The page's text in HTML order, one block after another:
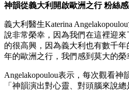
神韻從義大利開啟歐洲之行 粉絲
義大利醫生Katerina
說非常榮幸，因為我們在這裡迎
的很高興，因為義大利也有數千
年的歐洲之行，我們感到莫大的榮
Angelakopoulou表示，每次觀看神
「神韻演出對心靈、對頭腦來說